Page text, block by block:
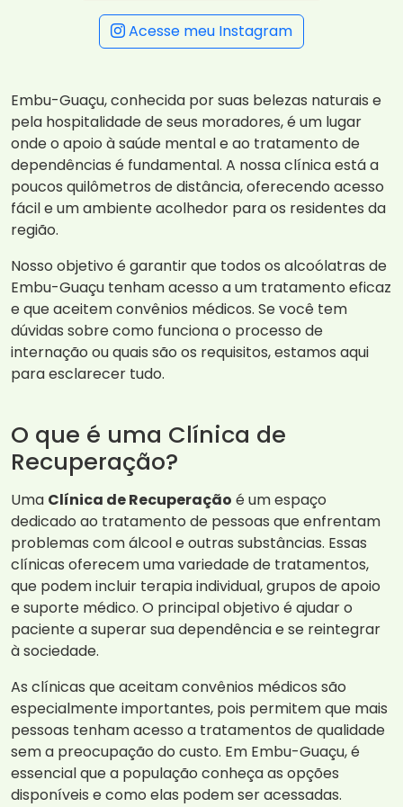
Acesse meu Instagram
Embu-Guaçu, conhecida por suas belezas naturais e
pela hospitalidade de seus moradores, é um lugar
onde o apoio à saúde mental e ao tratamento de
dependências é fundamental. A nossa clínica está a
poucos quilômetros de distância, oferecendo acesso
fácil e um ambiente acolhedor para os residentes da
região.
Nosso objetivo é garantir que todos os alcoólatras de
Embu-Guaçu tenham acesso a um tratamento eficaz
e que aceitem convênios médicos. Se você tem
dúvidas sobre como funciona o processo de
internação ou quais são os requisitos, estamos aqui
para esclarecer tudo.
O que é uma Clínica de
Recuperação?
Uma Clínica de Recuperação é um espaço
dedicado ao tratamento de pessoas que enfrentam
problemas com álcool e outras substâncias. Essas
clínicas oferecem uma variedade de tratamentos,
que podem incluir terapia individual, grupos de apoio
e suporte médico. O principal objetivo é ajudar o
paciente a superar sua dependência e se reintegrar
à sociedade.
As clínicas que aceitam convênios médicos são
especialmente importantes, pois permitem que mais
pessoas tenham acesso a tratamentos de qualidade
sem a preocupação do custo. Em Embu-Guaçu, é
essencial que a população conheça as opções
disponíveis e como elas podem ser acessadas.